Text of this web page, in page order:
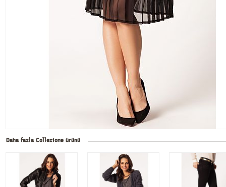
Daha fazla Collezione ürünü